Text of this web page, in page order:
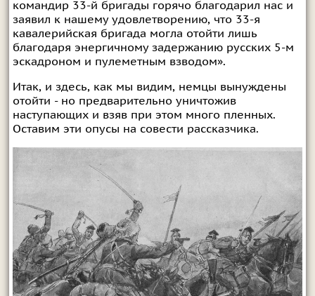
командир 33-й бригады горячо благодарил нас и
заявил к нашему удовлетворению, что 33-я
кавалерийская бригада могла отойти лишь
благодаря энергичному задержанию русских 5-м
эскадроном и пулеметным взводом».
Итак, и здесь, как мы видим, немцы вынуждены
отойти - но предварительно уничтожив
наступающих и взяв при этом много пленных.
Оставим эти опусы на совести рассказчика.